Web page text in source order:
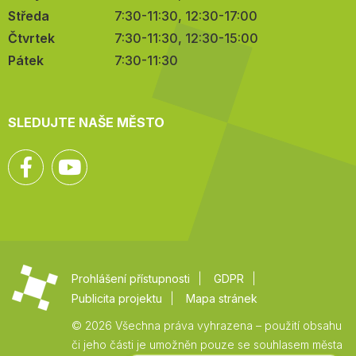
Středa
7:30-11:30, 12:30-17:00
Čtvrtek
7:30-11:30, 12:30-15:00
Pátek
7:30-11:30
SLEDUJTE NAŠE MĚSTO
Facebook
Prohlášení přístupnosti
GDPR
Publicita projektu
Mapa stránek
© 2026 Všechna práva vyhrazena – použití obsahu
či jeho části je umožněn pouze se souhlasem města